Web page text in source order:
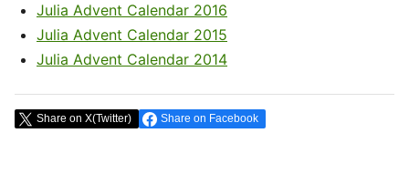
Julia Advent Calendar 2016
Julia Advent Calendar 2015
Julia Advent Calendar 2014
Share on X(Twitter) Share on Facebook